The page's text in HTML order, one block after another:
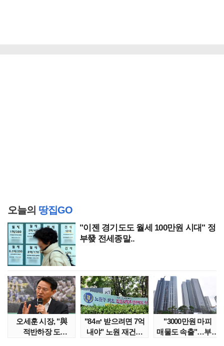
오늘의 땅집GO
"이젠 경기도도 월세 100만원 시대" 정
부發 전세종말..
오세훈 시장, "與
적반하장 도
"84㎡ 받으려면 7억
내야" 노원 재건축
"3000만원 마피
매물도 속출"…부산